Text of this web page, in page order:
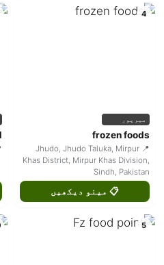
4
میرپور
frozen foods
📍 Jhudo, Jhudo Taluka, Mirpur
Khas District, Mirpur Khas Division,
Sindh, Pakistan
📋 مینو دیکھیں
5